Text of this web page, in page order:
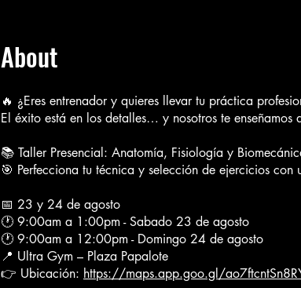
About
🔥 ¿Eres entrenador y quieres llevar tu práctica
El éxito está en los detalles… y nosotros te enseñamos
📚 Taller Presencial: Anatomía, Fisiología y
🎯 Perfecciona tu técnica y selección de ejercicios
📅 23 y 24 de agosto
🕐 9:00am a 1:00pm - Sabado 23 de agosto
🕐 9:00am a 12:00pm - Domingo 24 de agosto
📍 Ultra Gym – Plaza Papalote
👉 Ubicación: https://maps.app.goo.gl/